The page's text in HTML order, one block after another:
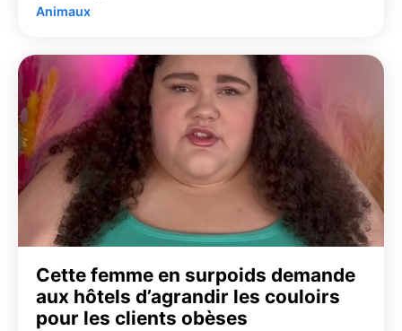
Animaux
Cette femme en surpoids demande
aux hôtels d’agrandir les couloirs
pour les clients obèses